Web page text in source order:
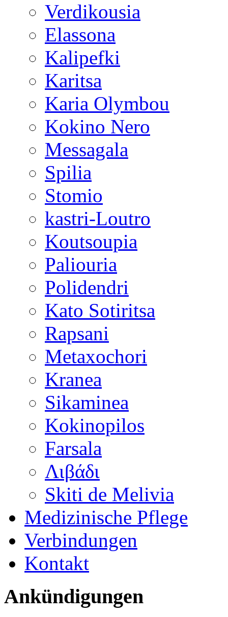
Verdikousia
Elassona
Kalipefki
Karitsa
Karia Olymbou
Kokino Nero
Messagala
Spilia
Stomio
kastri-Loutro
Koutsoupia
Paliouria
Polidendri
Kato Sotiritsa
Rapsani
Metaxochori
Kranea
Sikaminea
Kokinopilos
Farsala
Λιβάδι
Skiti de Melivia
Medizinische Pflege
Verbindungen
Kontakt
Ankündigungen